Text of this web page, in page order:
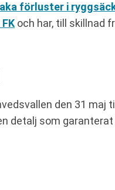
förluster i
och har, till skillnad
den 31 maj
detalj som